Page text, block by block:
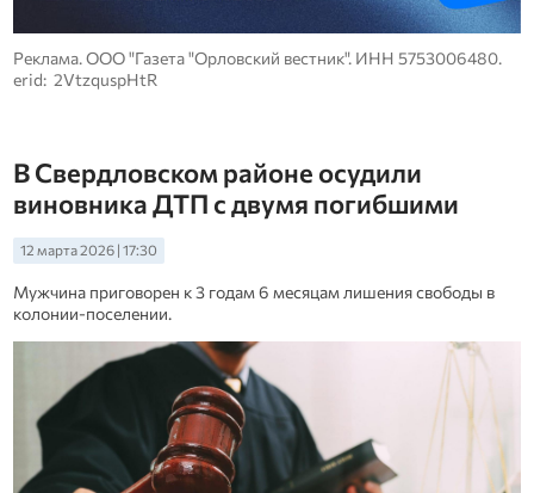
Реклама. ООО "Газета "Орловский вестник". ИНН 5753006480.
erid: 2VtzquspHtR
В Свердловском районе осудили
виновника ДТП с двумя погибшими
12 марта 2026 | 17:30
Мужчина приговорен к 3 годам 6 месяцам лишения свободы в
колонии-поселении.